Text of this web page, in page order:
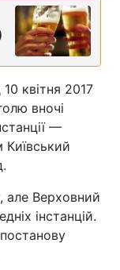
квітня 2017
вночі
—
Київський
але Верховний
інстанцій.